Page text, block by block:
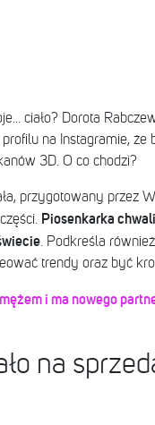
ciało? Dorota
na Instagramie, że
3D. O co chodzi?
przygotowany przez
Piosenkarka
. Podkreśla
trendy oraz być
i ma nowego
na